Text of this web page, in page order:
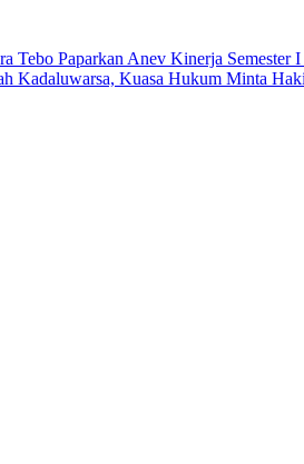
Tebo Paparkan Anev Kinerja Semester
Kadaluwarsa, Kuasa Hukum Minta